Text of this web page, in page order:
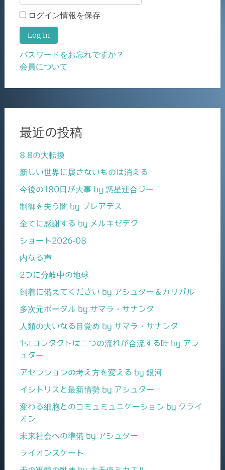
ログイン情報を保存
パスワードをお忘れですか？
会員について
最近の投稿
8.8の大転換
新しい世界に属さないものは消える
今後の180日が大事 by 惑星連合ジー
制御を失う闇 by プレアデス
全てに感謝する by メルキゼデク
ショート2026-08
内なる声
2つに分岐中の地球
到着に備えてください by アシュター＆カリガル
多次元ポータル by サマラ・サナンダ
人類の大いなる目覚め by サマラ・サナンダ
1stコンタクトは二つの流れが合流する時 by アシ
ュター
アセンションの考え方を変える by 銀河
イシドリスと最新情勢 by アシュター
変わる細胞とのコミュミュニケーション by クライ
オン
未来社会への準備 by アシュター
ライオンズゲート